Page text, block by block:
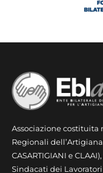
Associazione costituita
Regionali
CASARTIGIANI e
Sindacati dei Lavoratori